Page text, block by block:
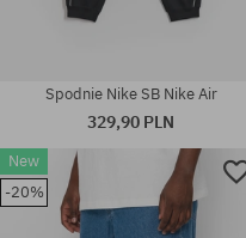
Dostępne rozmiary:
S; M; L; XL
Spodnie Nike SB Nike Air
329,90 PLN
New
-20%